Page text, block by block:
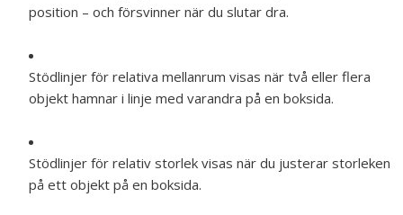
position – och försvinner när du slutar dra.
Stödlinjer för relativa mellanrum visas när två eller flera
objekt hamnar i linje med varandra på en boksida.
Stödlinjer för relativ storlek visas när du justerar storleken
på ett objekt på en boksida.